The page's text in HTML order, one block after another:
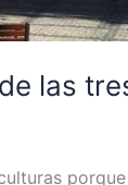
las